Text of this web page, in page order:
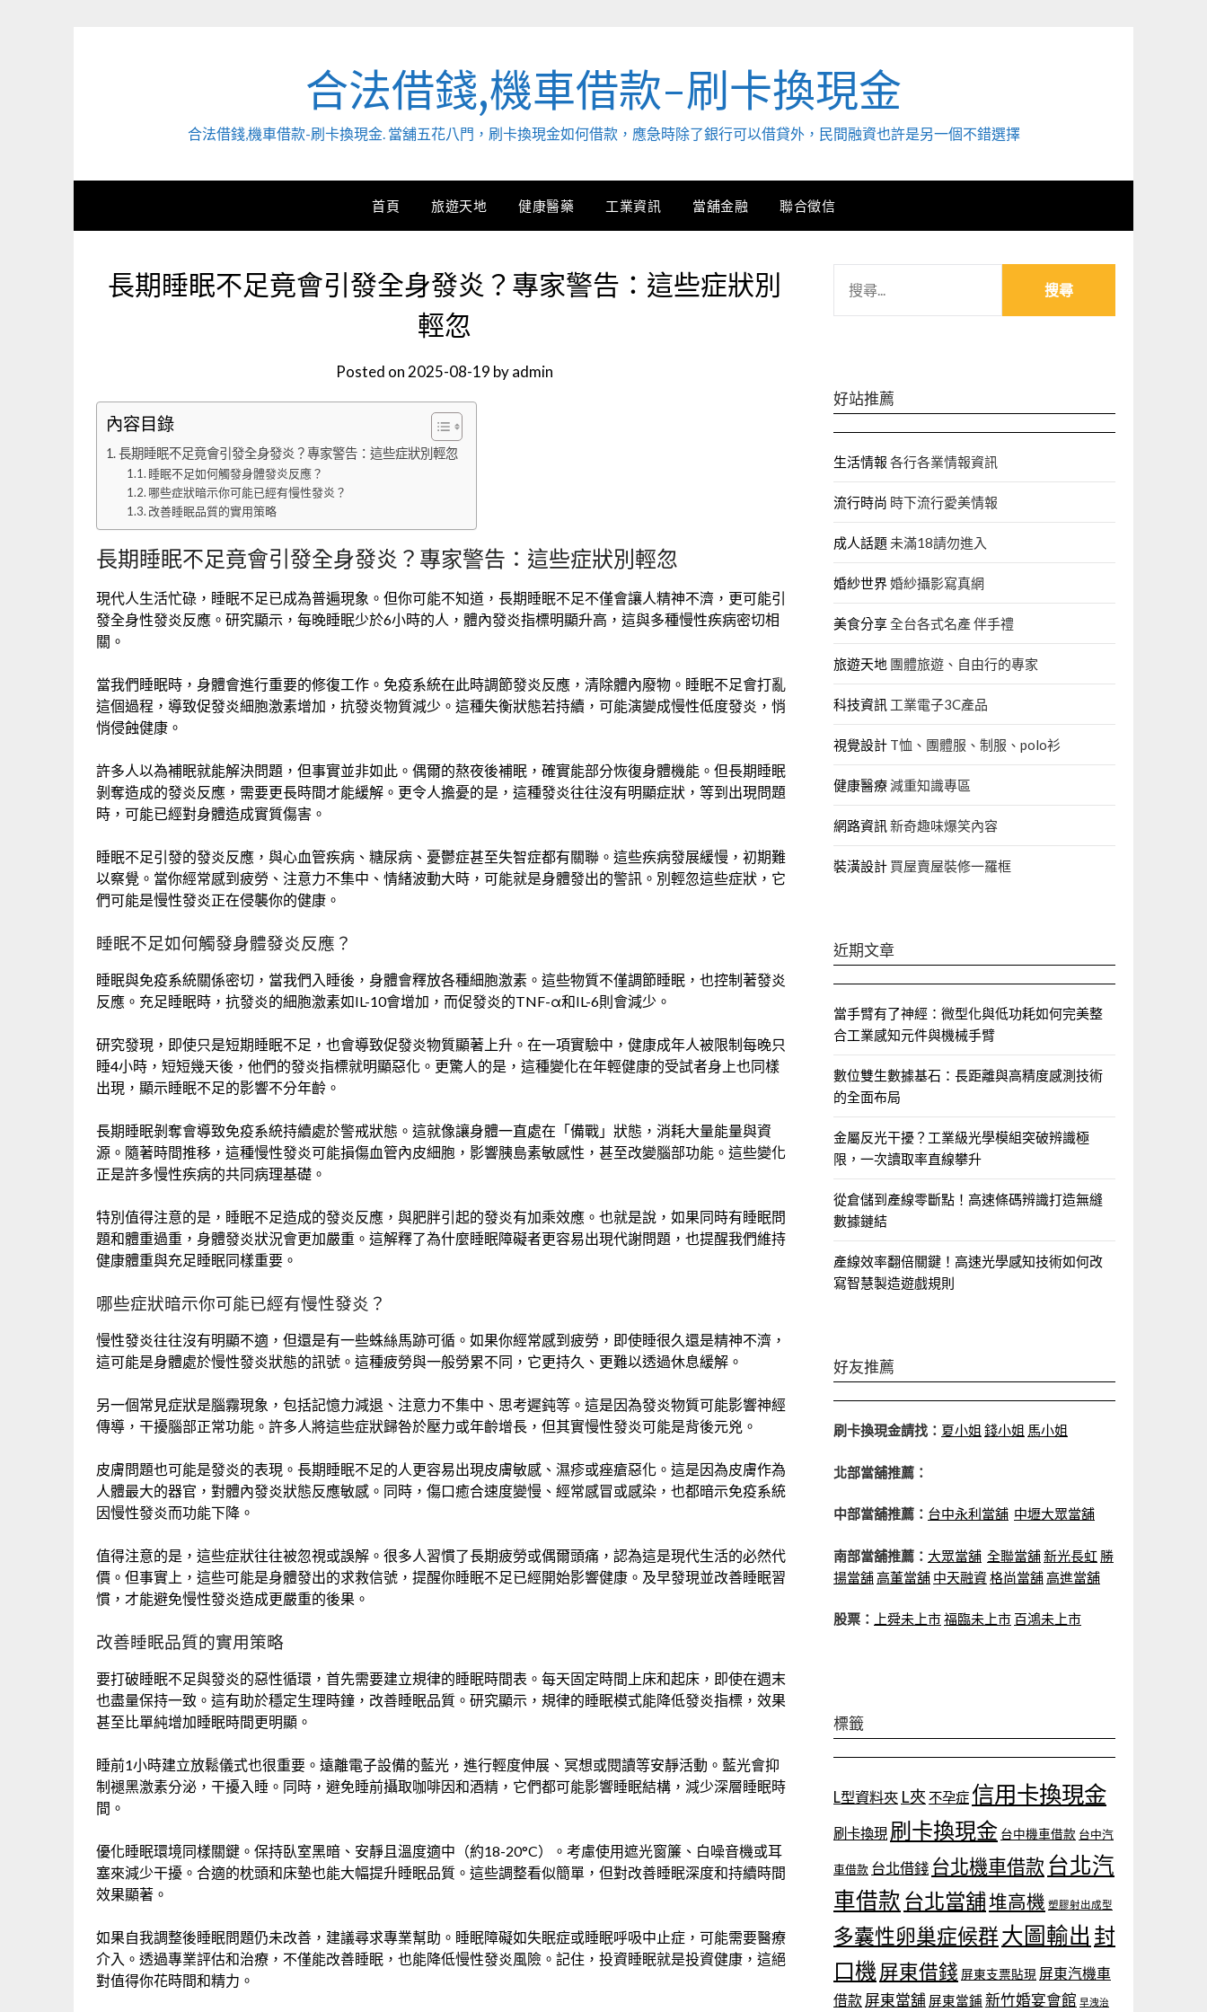
合法借錢,機車借款-刷卡換現金
合法借錢,機車借款-刷卡換現金. 當舖五花八門，刷卡換現金如何借款，應急時除了銀行可以借貸外，民間融資也許是另一個不錯選擇
首頁 旅遊天地 健康醫藥 工業資訊 當舖金融 聯合徵信
長期睡眠不足竟會引發全身發炎？專家警告：這些症狀別
輕忽
Posted on 2025-08-19 byadmin
內容目錄
長期睡眠不足竟會引發全身發炎？專家警告：這些症狀別輕忽
睡眠不足如何觸發身體發炎反應？
哪些症狀暗示你可能已經有慢性發炎？
改善睡眠品質的實用策略
長期睡眠不足竟會引發全身發炎？專家警告：這些症狀別輕忽
現代人生活忙碌，睡眠不足已成為普遍現象。但你可能不知道，長期睡眠不足不僅會讓人精神不濟，更可能引
發全身性發炎反應。研究顯示，每晚睡眠少於6小時的人，體內發炎指標明顯升高，這與多種慢性疾病密切相
關。
當我們睡眠時，身體會進行重要的修復工作。免疫系統在此時調節發炎反應，清除體內廢物。睡眠不足會打亂
這個過程，導致促發炎細胞激素增加，抗發炎物質減少。這種失衡狀態若持續，可能演變成慢性低度發炎，悄
悄侵蝕健康。
許多人以為補眠就能解決問題，但事實並非如此。偶爾的熬夜後補眠，確實能部分恢復身體機能。但長期睡眠
剝奪造成的發炎反應，需要更長時間才能緩解。更令人擔憂的是，這種發炎往往沒有明顯症狀，等到出現問題
時，可能已經對身體造成實質傷害。
睡眠不足引發的發炎反應，與心血管疾病、糖尿病、憂鬱症甚至失智症都有關聯。這些疾病發展緩慢，初期難
以察覺。當你經常感到疲勞、注意力不集中、情緒波動大時，可能就是身體發出的警訊。別輕忽這些症狀，它
們可能是慢性發炎正在侵襲你的健康。
睡眠不足如何觸發身體發炎反應？
睡眠與免疫系統關係密切，當我們入睡後，身體會釋放各種細胞激素。這些物質不僅調節睡眠，也控制著發炎
反應。充足睡眠時，抗發炎的細胞激素如IL-10會增加，而促發炎的TNF-α和IL-6則會減少。
研究發現，即使只是短期睡眠不足，也會導致促發炎物質顯著上升。在一項實驗中，健康成年人被限制每晚只
睡4小時，短短幾天後，他們的發炎指標就明顯惡化。更驚人的是，這種變化在年輕健康的受試者身上也同樣
出現，顯示睡眠不足的影響不分年齡。
長期睡眠剝奪會導致免疫系統持續處於警戒狀態。這就像讓身體一直處在「備戰」狀態，消耗大量能量與資
源。隨著時間推移，這種慢性發炎可能損傷血管內皮細胞，影響胰島素敏感性，甚至改變腦部功能。這些變化
正是許多慢性疾病的共同病理基礎。
特別值得注意的是，睡眠不足造成的發炎反應，與肥胖引起的發炎有加乘效應。也就是說，如果同時有睡眠問
題和體重過重，身體發炎狀況會更加嚴重。這解釋了為什麼睡眠障礙者更容易出現代謝問題，也提醒我們維持
健康體重與充足睡眠同樣重要。
哪些症狀暗示你可能已經有慢性發炎？
慢性發炎往往沒有明顯不適，但還是有一些蛛絲馬跡可循。如果你經常感到疲勞，即使睡很久還是精神不濟，
這可能是身體處於慢性發炎狀態的訊號。這種疲勞與一般勞累不同，它更持久、更難以透過休息緩解。
另一個常見症狀是腦霧現象，包括記憶力減退、注意力不集中、思考遲鈍等。這是因為發炎物質可能影響神經
傳導，干擾腦部正常功能。許多人將這些症狀歸咎於壓力或年齡增長，但其實慢性發炎可能是背後元兇。
皮膚問題也可能是發炎的表現。長期睡眠不足的人更容易出現皮膚敏感、濕疹或痤瘡惡化。這是因為皮膚作為
人體最大的器官，對體內發炎狀態反應敏感。同時，傷口癒合速度變慢、經常感冒或感染，也都暗示免疫系統
因慢性發炎而功能下降。
值得注意的是，這些症狀往往被忽視或誤解。很多人習慣了長期疲勞或偶爾頭痛，認為這是現代生活的必然代
價。但事實上，這些可能是身體發出的求救信號，提醒你睡眠不足已經開始影響健康。及早發現並改善睡眠習
慣，才能避免慢性發炎造成更嚴重的後果。
改善睡眠品質的實用策略
要打破睡眠不足與發炎的惡性循環，首先需要建立規律的睡眠時間表。每天固定時間上床和起床，即使在週末
也盡量保持一致。這有助於穩定生理時鐘，改善睡眠品質。研究顯示，規律的睡眠模式能降低發炎指標，效果
甚至比單純增加睡眠時間更明顯。
睡前1小時建立放鬆儀式也很重要。遠離電子設備的藍光，進行輕度伸展、冥想或閱讀等安靜活動。藍光會抑
制褪黑激素分泌，干擾入睡。同時，避免睡前攝取咖啡因和酒精，它們都可能影響睡眠結構，減少深層睡眠時
間。
優化睡眠環境同樣關鍵。保持臥室黑暗、安靜且溫度適中（約18-20°C）。考慮使用遮光窗簾、白噪音機或耳
塞來減少干擾。合適的枕頭和床墊也能大幅提升睡眠品質。這些調整看似簡單，但對改善睡眠深度和持續時間
效果顯著。
如果自我調整後睡眠問題仍未改善，建議尋求專業幫助。睡眠障礙如失眠症或睡眠呼吸中止症，可能需要醫療
介入。透過專業評估和治療，不僅能改善睡眠，也能降低慢性發炎風險。記住，投資睡眠就是投資健康，這絕
對值得你花時間和精力。
關
好站推薦
生活情報 各行各業情報資訊
流行時尚 時下流行愛美情報
成人話題 未滿18請勿進入
婚紗世界婚紗攝影寫真網
美食分享全台各式名產 伴手禮
旅遊天地 團體旅遊、自由行的專家‎
科技資訊 工業電子3C產品
視覺設計 T恤、團體服、制服、polo衫
健康醫療減重知識專區
網路資訊 新奇趣味爆笑內容
裝潢設計 買屋賣屋裝修一羅框
近期文章
當手臂有了神經：微型化與低功耗如何完美整
合工業感知元件與機械手臂
數位雙生數據基石：長距離與高精度感測技術
的全面布局
金屬反光干擾？工業級光學模組突破辨識極
限，一次讀取率直線攀升
從倉儲到產線零斷點！高速條碼辨識打造無縫
數據鏈結
產線效率翻倍關鍵！高速光學感知技術如何改
寫智慧製造遊戲規則
好友推薦
刷卡換現金請找： 夏小姐 錢小姐 馬小姐
北部當舖推薦：
中部當舖推薦： 台中永利當舖 中壢大眾當舖
南部當舖推薦： 大眾當舖 全聯當舖新光長虹 勝
揚當舖高董當舖 中天融資格尚當舖高進當舖
股票： 上舜未上市福臨未上市 百鴻未上市
標籤
L型資料夾 L夾 不孕症 信用卡換現金
刷卡換現 刷卡換現金 台中機車借款 台中汽
車借款 台北借錢 台北機車借款 台北汽
車借款 台北當舖堆高機 塑膠射出成型
多囊性卵巢症候群大圖輸出 封
口機 屏東借錢 屏東支票貼現 屏東汽機車
借款 屏東當舖 屏東當鋪 新竹婚宴會館 早洩治